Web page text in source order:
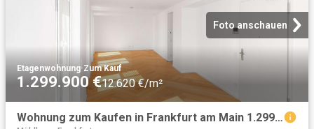
Foto anschauen
Etagenwohnung·Zum Kauf
1.299.900 €12.620 €/m²
Wohnung zum Kaufen in Frankfurt am Main 1.299.900,00 EUR 103.13 m²